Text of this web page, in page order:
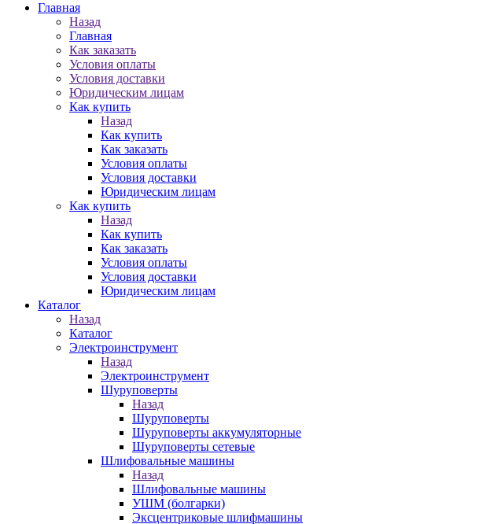
Главная
Назад
Главная
Как заказать
Условия оплаты
Условия доставки
Юридическим лицам
Как купить
Назад
Как купить
Как заказать
Условия оплаты
Условия доставки
Юридическим лицам
Как купить
Назад
Как купить
Как заказать
Условия оплаты
Условия доставки
Юридическим лицам
Каталог
Назад
Каталог
Электроинструмент
Назад
Электроинструмент
Шуруповерты
Назад
Шуруповерты
Шуруповерты аккумуляторные
Шуруповерты сетевые
Шлифовальные машины
Назад
Шлифовальные машины
УШМ (болгарки)
Эксцентриковые шлифмашины